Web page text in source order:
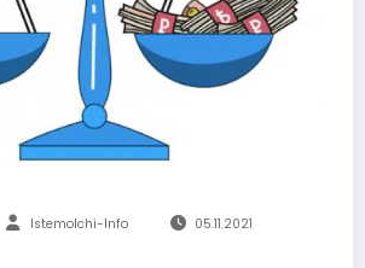
Istemolchi-Info 05.11.2021